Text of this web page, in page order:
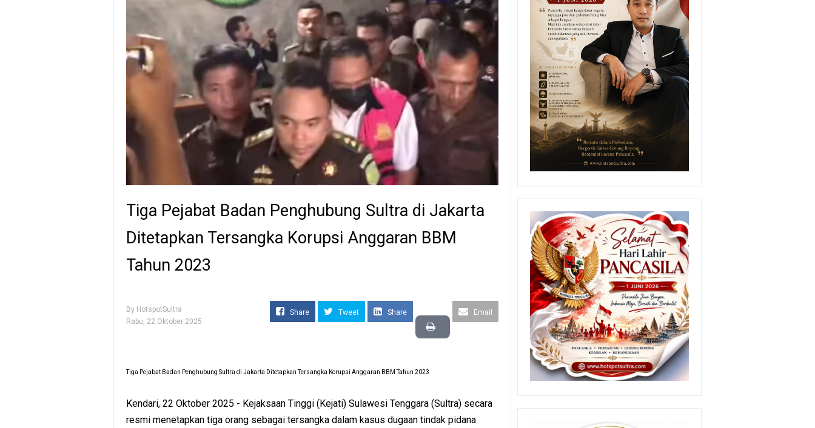
Tiga Pejabat Badan Penghubung Sultra di Jakarta
Ditetapkan Tersangka Korupsi Anggaran BBM
Tahun 2023
By HotspotSultra
Rabu, 22 Oktober 2025
Share Tweet Share Email
Tiga Pejabat Badan Penghubung Sultra di Jakarta Ditetapkan Tersangka Korupsi Anggaran BBM Tahun 2023
Kendari, 22 Oktober 2025 - Kejaksaan Tinggi (Kejati) Sulawesi Tenggara (Sultra) secara
resmi menetapkan tiga orang sebagai tersangka dalam kasus dugaan tindak pidana